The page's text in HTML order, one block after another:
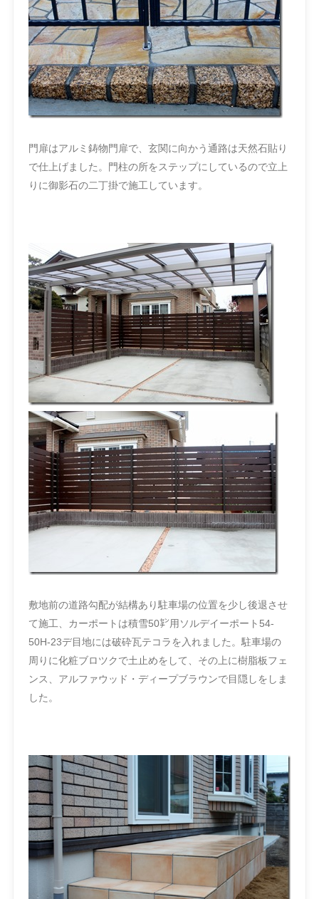
門扉はアルミ鋳物門扉で、玄関に向かう通路は天然石貼り
で仕上げました。門柱の所をステップにしているので立上
りに御影石の二丁掛で施工しています。
敷地前の道路勾配が結構あり駐車場の位置を少し後退させ
て施工、カーポートは積雪50㌢用ソルデイーポート54-
50H-23デ目地には破砕瓦テコラを入れました。駐車場の
周りに化粧ブロツクで土止めをして、その上に樹脂板フェ
ンス、アルファウッド・ディープブラウンで目隠しをしま
した。